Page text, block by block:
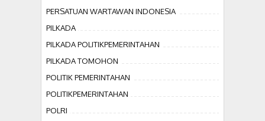
PERSATUAN WARTAWAN INDONESIA
PILKADA
PILKADA POLITIKPEMERINTAHAN
PILKADA TOMOHON
POLITIK PEMERINTAHAN
POLITIKPEMERINTAHAN
POLRI